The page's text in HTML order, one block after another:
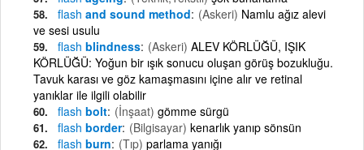
flash and sound method (Askeri) Namlu ağız alevi
ve sesi usulu
flash blindness (Askeri) ALEV KÖRLÜĞÜ, IŞIK
KÖRLÜĞÜ: Yoğun bir ışık sonucu oluşan görüş bozukluğu.
Tavuk karası ve göz kamaşmasını içine alır ve retinal
yanıklar ile ilgili olabilir
flash bolt (İnşaat) gömme sürgü
flash border (Bilgisayar) kenarlık yanıp sönsün
flash burn (Tıp) parlama yanığı